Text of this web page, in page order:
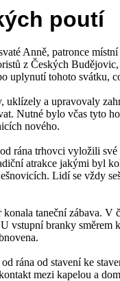
poutí
Anně, patronce
z Českých
uplynutí tohoto svátku,
a upravovaly
Nutné bylo včas tyto
nového.
rána trhovci vyložili
atrakce jakými byl
Lidí se vždy
taneční zábava. V
vstupní branky
rána od stavení ke
mezi kapelou a